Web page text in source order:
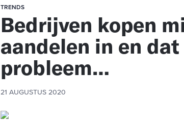
TRENDS
Bedrijven kopen
aandelen in en
probleem…
21 AUGUSTUS 2020